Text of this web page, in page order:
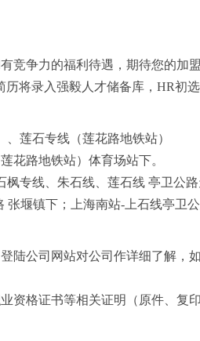
竞争力的福利待遇，期待您的加
将录入强毅人才储备库，HR初选
莲石专线（莲花路地铁站）
花路地铁站）体育场站下。
专线、朱石线、莲石线 亭卫公路
张堰镇下；上海南站-上石线亭卫
陆公司网站对公司作详细了解
资格证书等相关证明（原件、复印